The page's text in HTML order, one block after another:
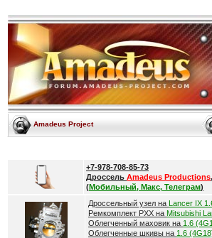
Amadeus Project
+7-978-708-85-73
Дроссель Amadeus Productions
(Мобильный, Макс, Телеграм)
Дроссельный узел на Lancer IX
Ремкомплект РХХ на Mitsubishi
Облегченный маховик на 1.6
Облегченные шкивы на 1.6